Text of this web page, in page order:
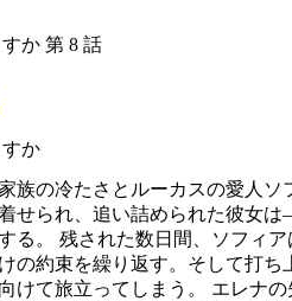
か 第 8 話
か
族の冷たさとルーカスの愛人ソ
せられ、追い詰められた彼女
る。 残された数日間、ソフィ
の約束を繰り返す。そして打
けて旅立ってしまう。 エレナ